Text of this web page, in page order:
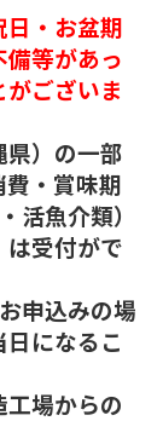
・お盆期
等があっ
ございま
）の一部
・賞味期
活魚介類）
受付がで
申込みの場
になるこ
場からの